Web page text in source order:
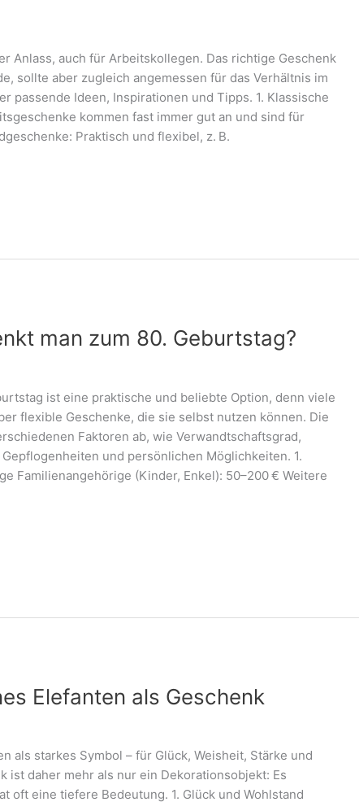
Anlass, auch für Arbeitskollegen. Das richtige Geschenk
sollte aber zugleich angemessen für das Verhältnis im
passende Ideen, Inspirationen und Tipps. 1. Klassische
kommen fast immer gut an und sind für
Praktisch und flexibel, z. B.
man zum 80. Geburtstag?
ist eine praktische und beliebte Option, denn viele
flexible Geschenke, die sie selbst nutzen können. Die
Faktoren ab, wie Verwandtschaftsgrad,
und persönlichen Möglichkeiten. 1.
Familienangehörige (Kinder, Enkel): 50–200 € Weitere
Elefanten als Geschenk
als starkes Symbol – für Glück, Weisheit, Stärke und
ist daher mehr als nur ein Dekorationsobjekt: Es
oft eine tiefere Bedeutung. 1. Glück und Wohlstand